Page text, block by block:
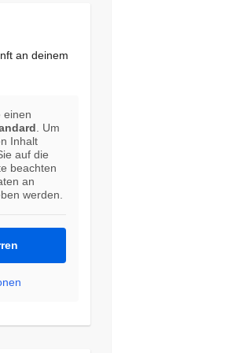
an deinem
einen
. Um
Inhalt
auf die
beachten
an
werden.